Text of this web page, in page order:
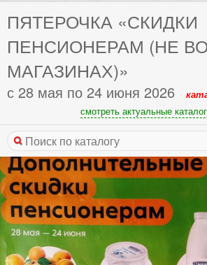
ПЯТЕРОЧКА «СКИДКИ
ПЕНСИОНЕРАМ (НЕ
МАГАЗИНАХ)»
с 28 мая по 24 июня 2026
смотреть актуальные